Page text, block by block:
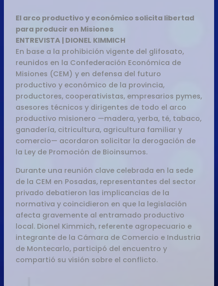
El arco productivo y económico solicita libertad
para producir en Misiones
ENTREVISTA | DIONEL KIMMICH
En base a la prohibición vigente del glifosato,
reunidos en la Confederación Económica de
Misiones (CEM) y en defensa del futuro
productivo y económico de la provincia,
productores, cooperativistas, empresarios pymes,
asesores técnicos y dirigentes de todo el arco
productivo misionero —madera, yerba, té, tabaco,
ganadería, citricultura, agricultura familiar y
comercio— acordaron solicitar la derogación de
la Ley de Promoción de Bioinsumos.
Durante una reunión clave celebrada en la sede
de la CEM en Posadas, representantes del sector
privado debatieron las implicancias de la
normativa y coincidieron en que la legislación
afecta gravemente al entramado productivo
local. Dionel Kimmich, referente agropecuario e
integrante de la Cámara de Comercio e Industria
de Montecarlo, participó del encuentro y
compartió su visión sobre el conflicto.